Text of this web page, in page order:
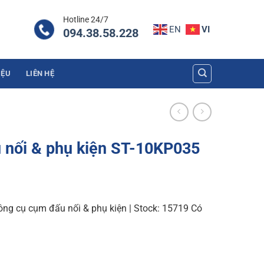
Hotline 24/7
094.38.58.228 EN VI
LIÊN HỆ
& phụ kiện ST-10KP035
cụ cụm đấu nối & phụ kiện | Stock: 15719 Có